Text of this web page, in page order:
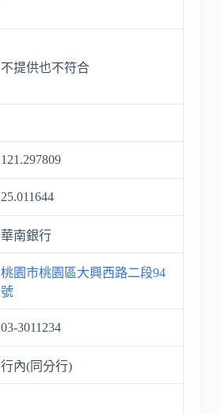
不提供也不符合
121.297809
25.011644
華南銀行
桃園市桃園區大興西路二段94
號
03-3011234
行內(同分行)